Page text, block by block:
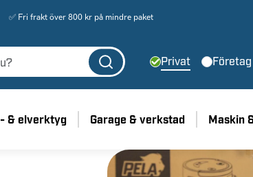
✅ Fri frakt över 800 kr på mindre paket
Privat Företag
& elverktyg Garage & verkstad Maskin